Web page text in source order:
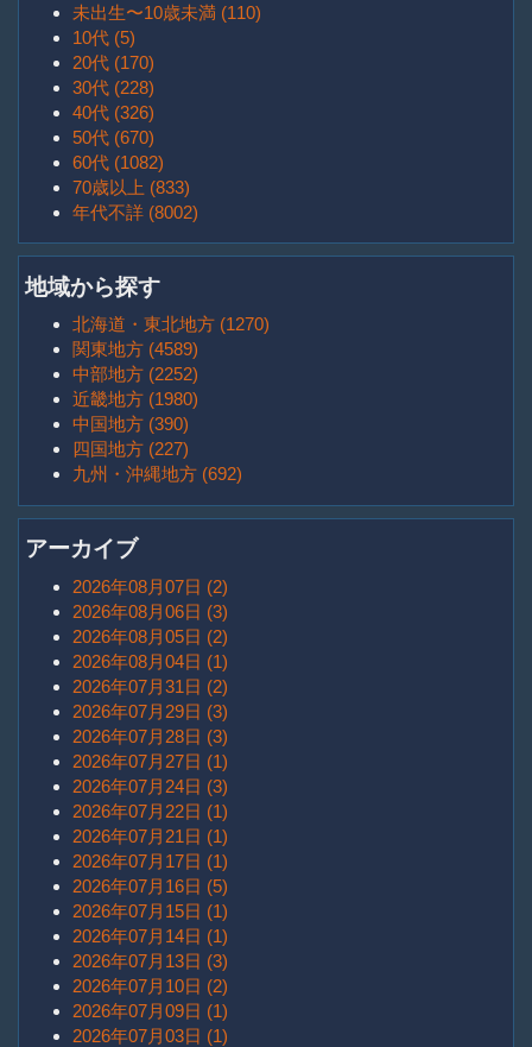
未出生〜10歳未満 (110)
10代 (5)
20代 (170)
30代 (228)
40代 (326)
50代 (670)
60代 (1082)
70歳以上 (833)
年代不詳 (8002)
地域から探す
北海道・東北地方 (1270)
関東地方 (4589)
中部地方 (2252)
近畿地方 (1980)
中国地方 (390)
四国地方 (227)
九州・沖縄地方 (692)
アーカイブ
2026年08月07日 (2)
2026年08月06日 (3)
2026年08月05日 (2)
2026年08月04日 (1)
2026年07月31日 (2)
2026年07月29日 (3)
2026年07月28日 (3)
2026年07月27日 (1)
2026年07月24日 (3)
2026年07月22日 (1)
2026年07月21日 (1)
2026年07月17日 (1)
2026年07月16日 (5)
2026年07月15日 (1)
2026年07月14日 (1)
2026年07月13日 (3)
2026年07月10日 (2)
2026年07月09日 (1)
2026年07月03日 (1)